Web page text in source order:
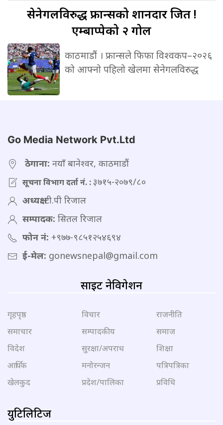
सेनेगलविरुद्धफ्रान्सको शानदार जित !
एम्बाप्पेको २ गोल
काठमाडौं । फ्रान्सले फिफा विश्वकप–२०२६
को आफ्नो पहिलो खेलमा सेनेगलविरुद्ध
Go Media Network Pvt.Ltd
ठेगाना: नयाँ बानेश्वर, काठमाडौं
सूचना विभाग दर्ता नं. :३७१५-२०७९/८०
अध्यक्ष:टी.पी रिजाल
सम्पादक: सितल रिजाल
फोन नं: +९७७-९८५१२५४६९४
ई-मेल: gonewsnepal@gmail.com
साइट नेविगेशन
गृहपृष्ठ
समाचार
विदेश
आर्थिक
खेलकुद
विचार
सम्पादकीय
सुरक्षा/अपराध
मनोरन्जन
प्रदेश/पालिका
राजनीति
समाज
शिक्षा
पत्रिपत्रिका
प्रविधि
युटिलिटिज